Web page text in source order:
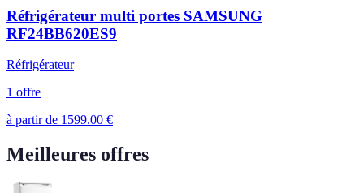
Réfrigérateur multi portes SAMSUNG
RF24BB620ES9
Réfrigérateur
1 offre
à partir de 1599.00 €
Meilleures offres